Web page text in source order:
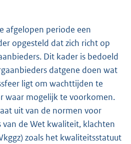
afgelopen periode een
opgesteld dat zich richt op
Dit kader is bedoeld
datgene doen wat
ligt om wachttijden te
waar mogelijk te voorkomen.
uit van de normen voor
van de Wet kwaliteit, klachten
zoals het kwaliteitsstatuut